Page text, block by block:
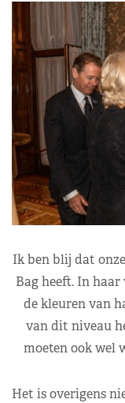
Ik ben blij dat
Bag heeft. In
de kleuren van
van dit niveau
moeten ook wel
Het is overigens